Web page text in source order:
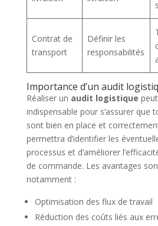
Contrat de
transport
Définir les
responsabilités
Importance d’un audit
Réaliser un audit logistique
indispensable pour s’assurer que
sont bien en place et
permettra d’identifier les
processus et d’améliorer
de commande. Les avantages
notamment :
Optimisation des flux de travail
Réduction des coûts liés aux